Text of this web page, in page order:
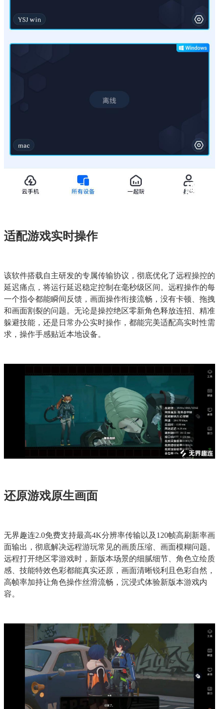
适配游戏实时操作
该软件搭载自主研发的专属传输协议，彻底优化了远程操控的
延迟痛点，将运行延迟稳定控制在毫秒级区间。远程操作的每
一个指令都能瞬间反馈，画面操作衔接流畅，没有卡顿、拖拽
和画面割裂的问题。无论是操控绝区零新角色释放连招、精准
躲避技能，还是日常办公实时操作，都能完美适配高实时性需
求，操作手感贴近本地设备。
还原游戏原生画面
无界趣连2.0免费支持最高4K分辨率传输以及120帧高刷新率画
面输出，彻底解决远程游玩常见的画质压缩、画面模糊问题。
远程打开绝区零游戏时，新版本场景的细腻细节、角色立绘质
感、技能特效色彩都能真实还原，画面清晰锐利且色彩自然，
高帧率加持让角色操作丝滑流畅，沉浸式体验新版本游戏内
容。